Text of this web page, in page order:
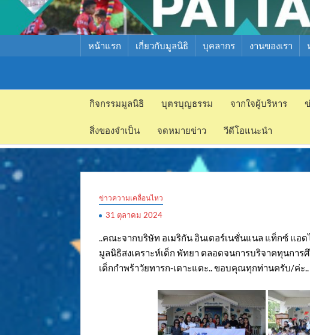
หน้าแรก เกี่ยวกับมูลนิธิ บุคลากร งานของเรา
มูลนิธิ
สงเคราะห์
เด็ก พัทยา
กิจกรรมมูลนิธิ บุตรบุญธรรม จากใจผู้บริหาร
สิ่งของจำเป็น จดหมายข่าว วีดีโอแนะนำ
ข่าวความเคลื่อนไหว
31 ตุลาคม 2024
..คณะจากบริษัท อเมริกัน อินเตอร์เนชั่นแนล แท็กซ์ แอด
มูลนิธิสงเคราะห์เด็ก พัทยา ตลอดจนการบริจาคทุนการ
เด็กกำพร้าวัยทารก-เตาะแตะ.. ขอบคุณทุกท่านครับ/ค่ะ..